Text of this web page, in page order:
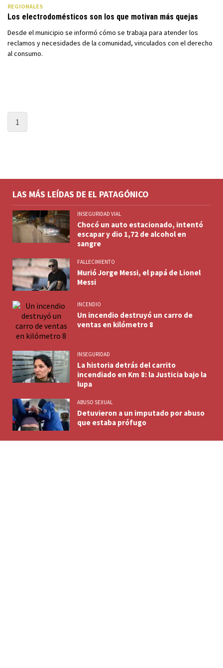
REGIONALES
Los electrodomésticos son los que motivan más quejas
Desde el municipio se informó cómo se trabaja para atender los
reclamos y necesidades de la comunidad, vinculados con el derecho
al consumo.
1
LAS MÁS LEÍDAS DE EL PATAGÓNICO
INSEGURIDAD VIAL
Chocó un auto estacionado, intentó
escapar y dio 1,72 de alcohol en
sangre
FALLECIMIENTO
Murió Jorge Messi, el papá de Lionel
Messi
INCENDIO
Un incendio destruyó un carro de
ventas en kilómetro 8
INSEGURIDAD
La historia detrás del carrito
incendiado en Km 8: la Justicia bajo la
lupa
ABUSO SEXUAL
Detuvieron a un imputado por abuso
que estaba prófugo